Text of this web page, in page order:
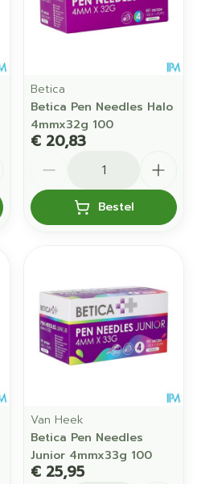
Betica
Betica Pen Needles Halo
4mmx32g 100
€ 20,83
Bestel
Van Heek
Betica Pen Needles
Junior 4mmx33g 100
€ 25,95